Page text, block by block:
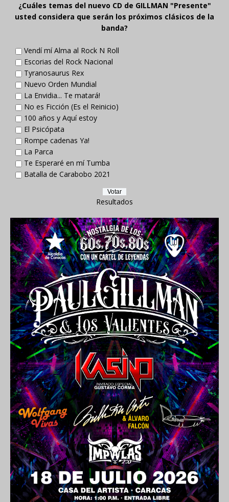
¿Cuáles temas del nuevo CD de GILLMAN "Presente"
usted considera que serán los próximos clásicos de la
banda?
Vendí mí Alma al Rock N Roll
Escorias del Rock Nacional
Tyranosaurus Rex
Nuevo Orden Mundial
La Envidia... Te matará!
No es Ficción (Es el Reinicio)
100 años y Aquí estoy
El Psicópata
Rompe cadenas Ya!
La Parca
Te Esperaré en mí Tumba
Batalla de Carabobo 2021
Resultados